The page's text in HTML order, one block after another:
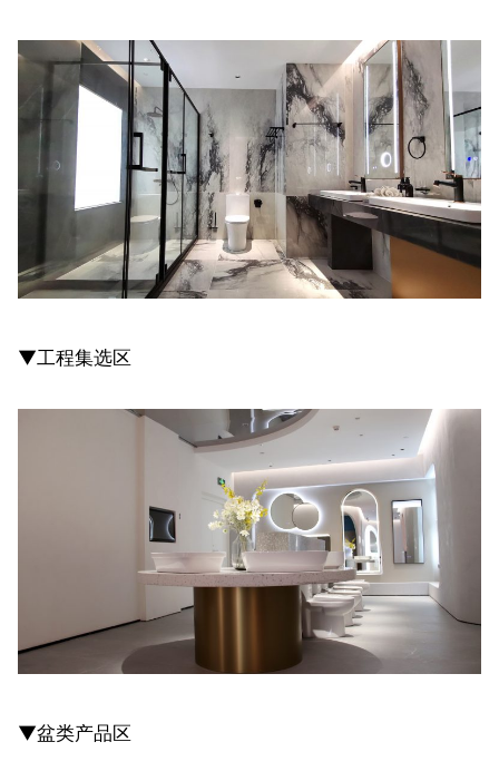
▼工程集选区
▼盆类产品区